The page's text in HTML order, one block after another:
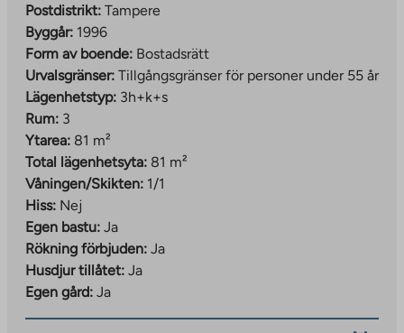
Postdistrikt: Tampere
Byggår: 1996
Form av boende: Bostadsrätt
Urvalsgränser: Tillgångsgränser för personer under 55 år
Lägenhetstyp: 3h+k+s
Rum: 3
Ytarea: 81 m²
Total lägenhetsyta: 81 m²
Våningen/Skikten: 1/1
Hiss: Nej
Egen bastu: Ja
Rökning förbjuden: Ja
Husdjur tillåtet: Ja
Egen gård: Ja